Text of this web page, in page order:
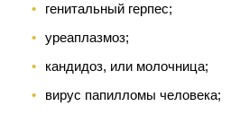
генитальный герпес;
уреаплазмоз;
кандидоз, или молочница;
вирус папилломы человека;